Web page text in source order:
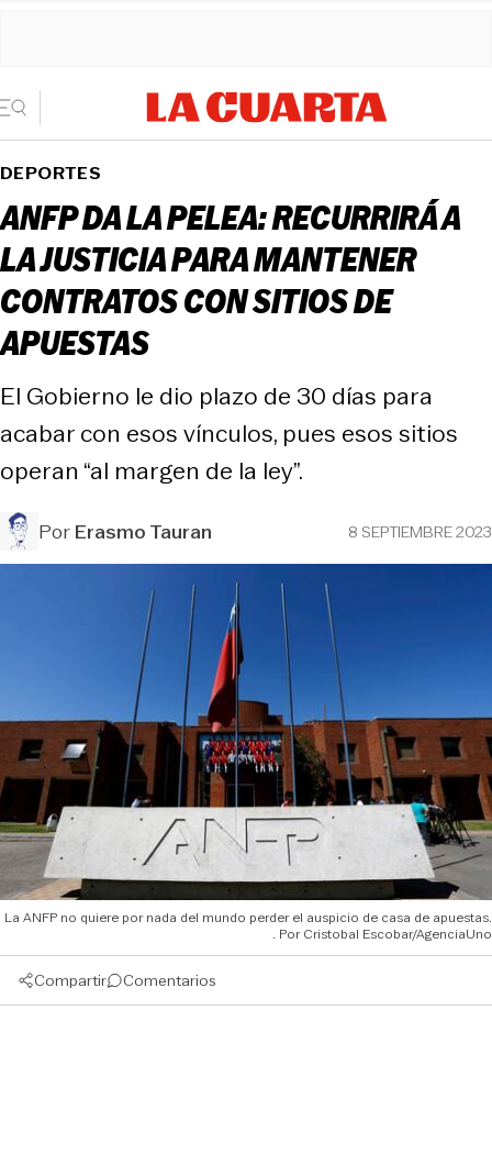
DEPORTES
ANFP DA LA PELEA: RECURRIRÁ A
LA JUSTICIA PARA MANTENER
CONTRATOS CON SITIOS DE
APUESTAS
El Gobierno le dio plazo de 30 días para
acabar con esos vínculos, pues esos sitios
operan “al margen de la ley”.
PorErasmo Tauran 8 SEPTIEMBRE 2023
La ANFP no quiere por nada del mundo perder el auspicio de casa de apuestas.
Cristobal Escobar/AgenciaUno
Compartir Comentarios